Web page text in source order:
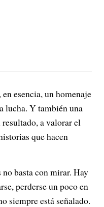
esencia, un homenaje
lucha. Y también una
a valorar el
que hacen
basta con mirar. Hay
perderse un poco en
siempre está señalado.